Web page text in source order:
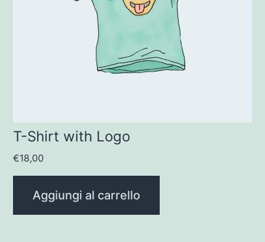
T-Shirt with Logo
€18,00
Aggiungi al carrello